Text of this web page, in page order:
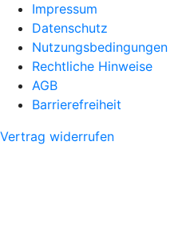
Impressum
Datenschutz
Nutzungsbedingungen
Rechtliche Hinweise
AGB
Barrierefreiheit
Vertrag widerrufen